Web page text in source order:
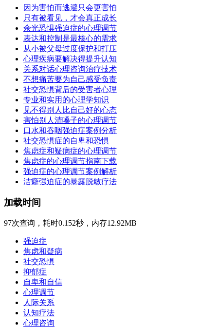
因为害怕而逃避只会更害怕
只有被看见，才会真正成长
余光恐惧强迫症的心理调节
表达和控制是最核心的需求
从小被父母过度保护和打压
心理疾病要解决得提升认知
关系对话心理咨询治疗技术
不想痛苦要为自己感受负责
社交恐惧背后的受害者心理
专业和实用的心理学知识
见不得别人比自己好的心态
害怕别人清嗓子的心理调节
口水和吞咽强迫症案例分析
社交恐惧症的自卑和恐惧
焦虑症和疑病症的心理调节
焦虑症的心理调节指南下载
强迫症的心理调节案例解析
洁癖强迫症的暴露脱敏疗法
加载时间
97次查询，耗时0.152秒，内存12.92MB
强迫症
焦虑和疑病
社交恐惧
抑郁症
自卑和自信
心理调节
人际关系
认知疗法
心理咨询